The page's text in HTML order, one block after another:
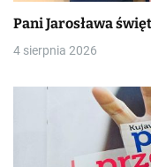
Pani Jarosława
4 sierpnia 2026